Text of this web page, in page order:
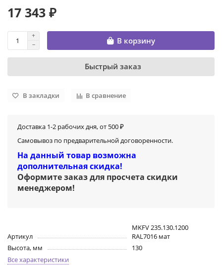
17 343 ₽
В корзину
Быстрый заказ
В закладки В сравнение
Доставка 1-2 рабочих дня, от 500 ₽
Самовывоз по предварительной договоренности.
На данный товар возможна
дополнительная скидка!
Оформите заказ для просчета скидки
менеджером!
Артикул
MKFV 235.130.1200
RAL7016 мат
Высота, мм
130
Все характеристики